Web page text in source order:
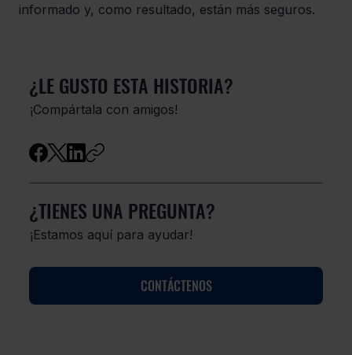
informado y, como resultado, están más seguros.
¿LE GUSTO ESTA HISTORIA?
​¡Compártala con amigos!
¿TIENES UNA PREGUNTA?
¡Estamos aquí para ayudar!
CONTÁCTENOS